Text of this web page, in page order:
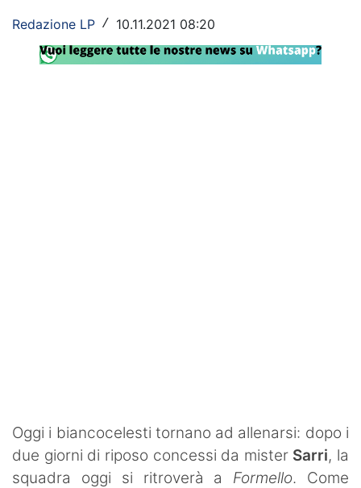
Lazio Women
Rassegna Lazio
Contatti
Redazione LP / 10.11.2021 08:20
Oggi i biancocelesti tornano ad allenarsi: dopo i
due giorni di riposo concessi da mister Sarri, la
squadra oggi si ritroverà a Formello. Come